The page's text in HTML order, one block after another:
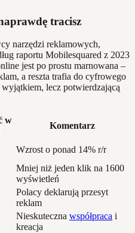
tracisz
narzędzi reklamowych,
raportu Mobilesquared z 2023
jest po prostu marnowana –
a reszta trafia do cyfrowego
lecz potwierdzającą
w
Komentarz
Wzrost o ponad 14% r/r
Mniej niż jeden klik na 1600
wyświetleń
Polacy deklarują przesyt
reklam
Nieskuteczna współpraca i
kreacja